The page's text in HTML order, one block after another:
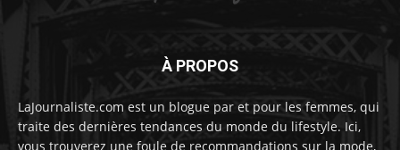
À PROPOS
LaJournaliste.com est un blogue par et pour les femmes, qui
traite des dernières tendances du monde du lifestyle. Ici,
vous trouverez une foule de recommandations sur la mode,